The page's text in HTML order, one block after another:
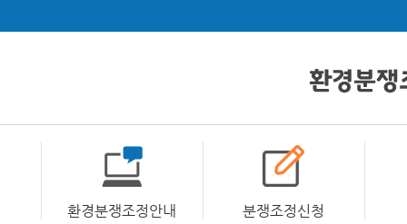
환경분쟁조정안내 분쟁조정신청